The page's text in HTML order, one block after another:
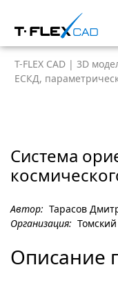
T-FLEX CAD | 3D
ЕСКД,
Cистема
Автор: Тарасов
Организация:
Описание